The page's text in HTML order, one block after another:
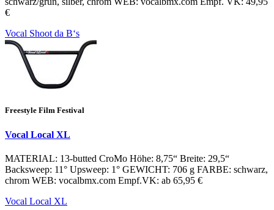
€
Vocal Shoot da B‘s
Freestyle Film Festival
Vocal Local XL
MATERIAL: 13-butted CroMo Höhe: 8,75“ Breite: 29,5“
Backsweep: 11° Upsweep: 1° GEWICHT: 706 g FARBE: schwarz,
chrom WEB: vocalbmx.com Empf.VK: ab 65,95 €
Vocal Local XL